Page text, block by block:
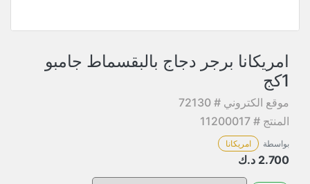
امريكانا برجر دجاج بالبقسماط جامبو
1كج
موقع الكتروني # 72130
المنتج # 11200017
بواسطة امريكانا
2.700 د.ك